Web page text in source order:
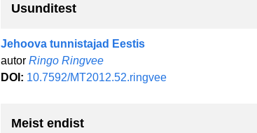
Usunditest
Jehoova tunnistajad Eestis
autor Ringo Ringvee
DOI: 10.7592/MT2012.52.ringvee
Meist endist